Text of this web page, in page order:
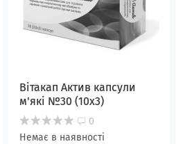
Вітакап Актив капсули
м'які №30 (10х3)
0
Немає в наявності